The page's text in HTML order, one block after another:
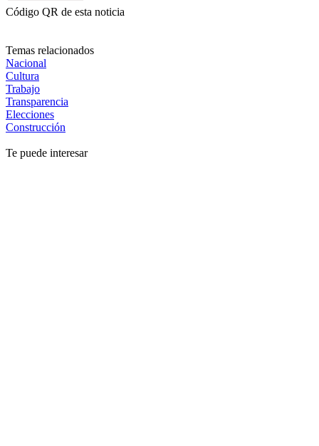
Código QR de esta noticia
Temas relacionados
Nacional
Cultura
Trabajo
Transparencia
Elecciones
Construcción
Te puede interesar